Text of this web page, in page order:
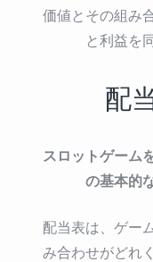
価値とその組み
と利益を
配
スロットゲーム
の基本的
配当表は、ゲー
み合わせがどれ